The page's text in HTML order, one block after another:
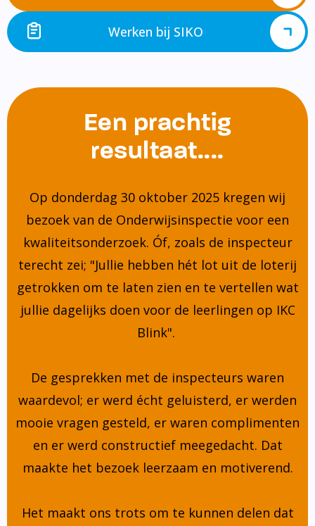
Werken bij SIKO
Een prachtig
resultaat....
Op donderdag 30 oktober 2025 kregen wij
bezoek van de Onderwijsinspectie voor een
kwaliteitsonderzoek. Óf, zoals de inspecteur
terecht zei; "Jullie hebben hét lot uit de loterij
getrokken om te laten zien en te vertellen wat
jullie dagelijks doen voor de leerlingen op IKC
Blink".
De gesprekken met de inspecteurs waren
waardevol; er werd écht geluisterd, er werden
mooie vragen gesteld, er waren complimenten
en er werd constructief meegedacht. Dat
maakte het bezoek leerzaam en motiverend.
Het maakt ons trots om te kunnen delen dat